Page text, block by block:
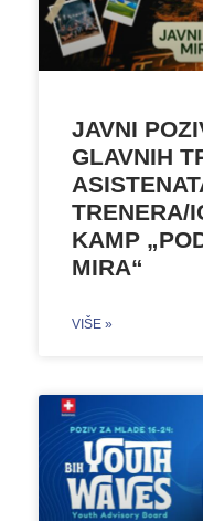
JAVNI
GLAVNIH
TRENERA/
KAMP
MIRA“
VIŠE »